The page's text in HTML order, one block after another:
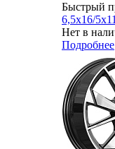
Быстрый
6,5x16/
Нет в
Подробнее